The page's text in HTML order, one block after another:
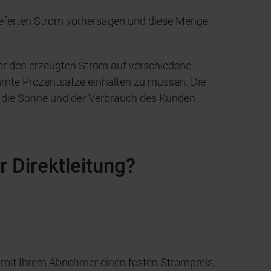
Strom vorhersagen und diese Menge
den erzeugten Strom auf verschiedene
Prozentsätze einhalten zu müssen. Die
Sonne und der Verbrauch des Kunden
Direktleitung?
Ihrem Abnehmer einen festen Strompreis,